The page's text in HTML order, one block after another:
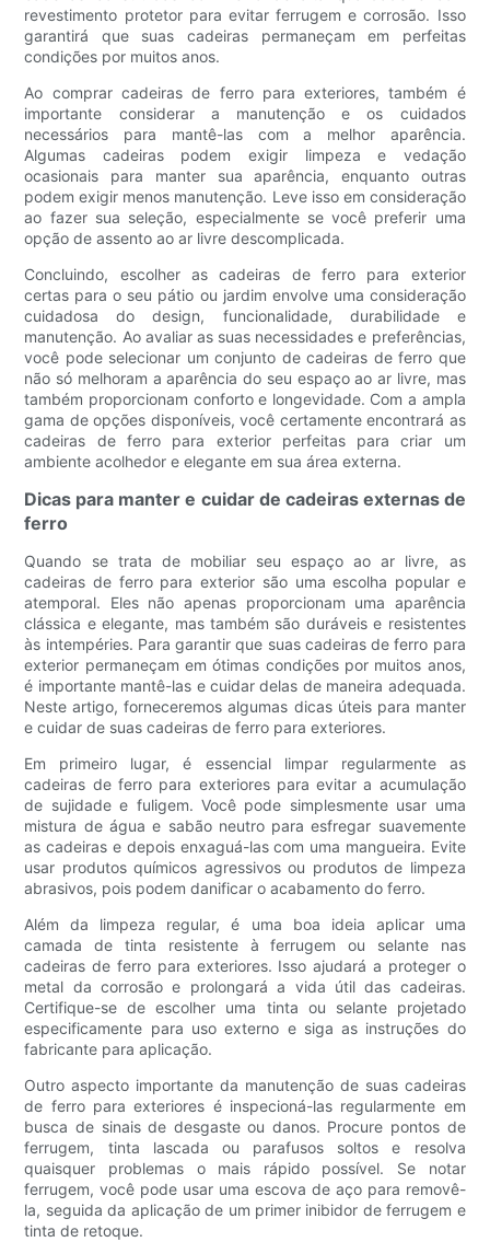
revestimento protetor para evitar ferrugem e corrosão. Isso
garantirá que suas cadeiras permaneçam em perfeitas
condições por muitos anos.
Ao comprar cadeiras de ferro para exteriores, também é
importante considerar a manutenção e os cuidados
necessários para mantê-las com a melhor aparência.
Algumas cadeiras podem exigir limpeza e vedação
ocasionais para manter sua aparência, enquanto outras
podem exigir menos manutenção. Leve isso em consideração
ao fazer sua seleção, especialmente se você preferir uma
opção de assento ao ar livre descomplicada.
Concluindo, escolher as cadeiras de ferro para exterior
certas para o seu pátio ou jardim envolve uma consideração
cuidadosa do design, funcionalidade, durabilidade e
manutenção. Ao avaliar as suas necessidades e preferências,
você pode selecionar um conjunto de cadeiras de ferro que
não só melhoram a aparência do seu espaço ao ar livre, mas
também proporcionam conforto e longevidade. Com a ampla
gama de opções disponíveis, você certamente encontrará as
cadeiras de ferro para exterior perfeitas para criar um
ambiente acolhedor e elegante em sua área externa.
Dicas para manter e cuidar de cadeiras externas de
ferro
Quando se trata de mobiliar seu espaço ao ar livre, as
cadeiras de ferro para exterior são uma escolha popular e
atemporal. Eles não apenas proporcionam uma aparência
clássica e elegante, mas também são duráveis ​​e resistentes
às intempéries. Para garantir que suas cadeiras de ferro para
exterior permaneçam em ótimas condições por muitos anos,
é importante mantê-las e cuidar delas de maneira adequada.
Neste artigo, forneceremos algumas dicas úteis para manter
e cuidar de suas cadeiras de ferro para exteriores.
Em primeiro lugar, é essencial limpar regularmente as
cadeiras de ferro para exteriores para evitar a acumulação
de sujidade e fuligem. Você pode simplesmente usar uma
mistura de água e sabão neutro para esfregar suavemente
as cadeiras e depois enxaguá-las com uma mangueira. Evite
usar produtos químicos agressivos ou produtos de limpeza
abrasivos, pois podem danificar o acabamento do ferro.
Além da limpeza regular, é uma boa ideia aplicar uma
camada de tinta resistente à ferrugem ou selante nas
cadeiras de ferro para exteriores. Isso ajudará a proteger o
metal da corrosão e prolongará a vida útil das cadeiras.
Certifique-se de escolher uma tinta ou selante projetado
especificamente para uso externo e siga as instruções do
fabricante para aplicação.
Outro aspecto importante da manutenção de suas cadeiras
de ferro para exteriores é inspecioná-las regularmente em
busca de sinais de desgaste ou danos. Procure pontos de
ferrugem, tinta lascada ou parafusos soltos e resolva
quaisquer problemas o mais rápido possível. Se notar
ferrugem, você pode usar uma escova de aço para removê-
la, seguida da aplicação de um primer inibidor de ferrugem e
tinta de retoque.